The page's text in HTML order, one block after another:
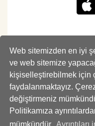
Web sitemizden en iyi
ve web sitemize
kişiselleştirebilmek için
faydalanmaktayız.
değiştirmeniz
Politikamıza